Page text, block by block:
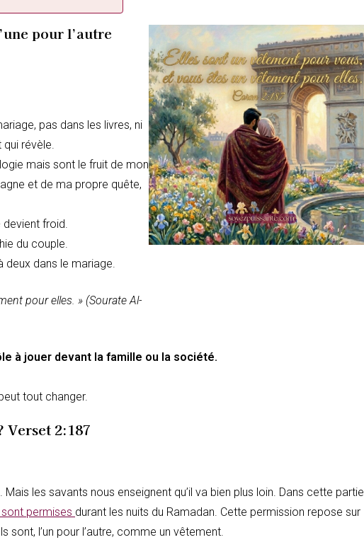
pour l’autre
pas dans les livres, ni
qui révèle.
mais sont le fruit de mon
et de ma propre quête,
devient froid.
du couple.
deux dans le mariage.
pour elles. » (Sourate Al-
à jouer devant la famille ou la société.
tout changer.
Verset 2:187
les savants nous enseignent qu’il va bien plus loin. Dans cette partie
permises durant les nuits du Ramadan. Cette permission repose sur
sont, l’un pour l’autre, comme un vêtement.